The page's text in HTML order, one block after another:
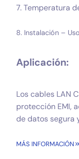
7. Temperatura
8. Instalación –
Aplicación:
Los cables LAN
protección EMI,
de datos segura
MÁS INFORMACIÓN